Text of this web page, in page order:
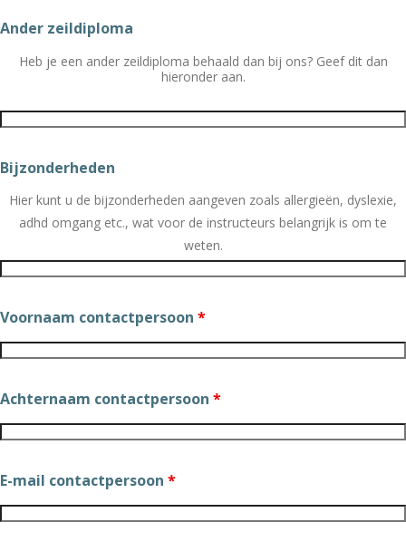
Ander zeildiploma
Heb je een ander zeildiploma behaald dan bij ons? Geef dit dan
hieronder aan.
Bijzonderheden
Hier kunt u de bijzonderheden aangeven zoals allergieën, dyslexie,
adhd omgang etc., wat voor de instructeurs belangrijk is om te
weten.
Voornaam contactpersoon *
Achternaam contactpersoon *
E-mail contactpersoon *